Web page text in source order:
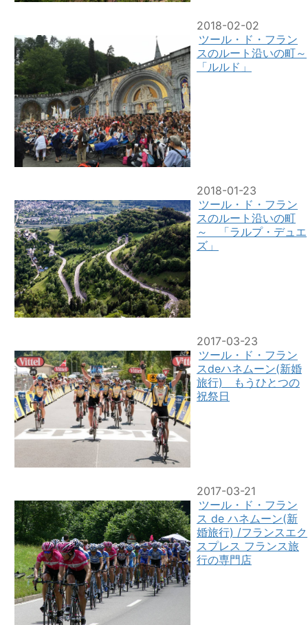
2018-02-02
ツール・ド・フラン
スのルート沿いの町～
「ルルド」
2018-01-23
ツール・ド・フラン
スのルート沿いの町
～ 「ラルプ・デュエ
ズ」
2017-03-23
ツール・ド・フラン
スdeハネムーン(新婚
旅行) もうひとつの
祝祭日
2017-03-21
ツール・ド・フラン
ス de ハネムーン(新
婚旅行) /フランスエク
スプレス フランス旅
行の専門店